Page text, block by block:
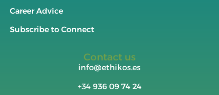
Career Advice
Subscribe to Connect
Contact us
info@ethikos.es
+34 936 09 74 24